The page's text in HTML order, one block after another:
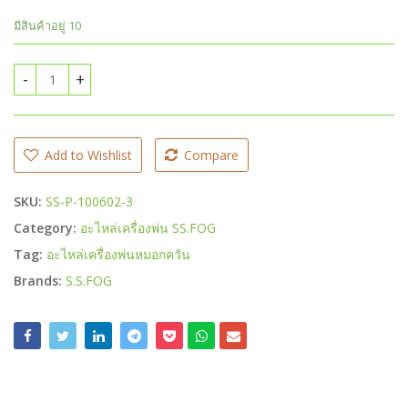
มีสินค้าอยู่ 10
ชุดควบคุมแรงดัน เครื่องพ่นหมอกควัน เอสเอส ฟ็อกซ์ quantity
Add to Wishlist Compare
SKU: SS-P-100602-3
Category: อะไหล่เครื่องพ่น SS.FOG
Tag: อะไหล่เครื่องพ่นหมอกควัน
Brands: S.S.FOG